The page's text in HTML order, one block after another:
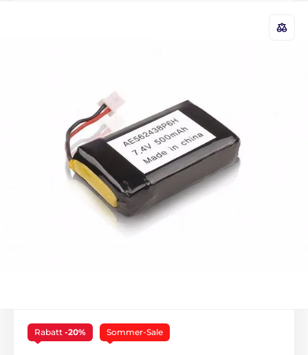
Rabatt -20% Sommer-Sale